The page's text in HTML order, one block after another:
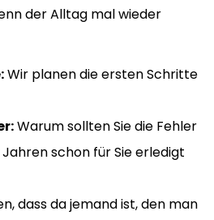
der Alltag mal wieder
Wir planen die ersten Schritte
Warum sollten Sie die Fehler
schon für Sie erledigt
dass da jemand ist, den man